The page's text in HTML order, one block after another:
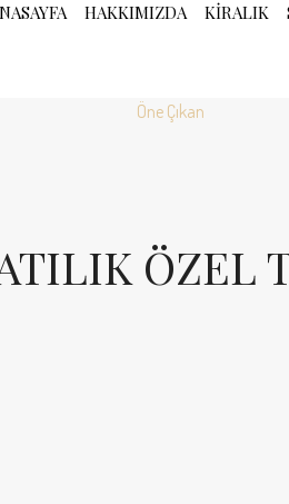
HAKKIMIZDA KIRALIK
Öne Çıkan
ÖZEL